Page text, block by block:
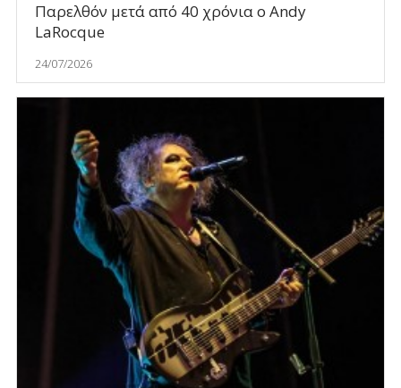
Παρελθόν μετά από 40 χρόνια ο Andy
LaRocque
24/07/2026